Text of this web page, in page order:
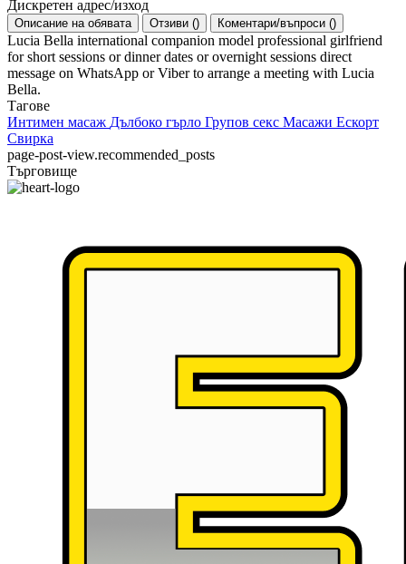
Дискретен адрес/изход
Описание на обявата Отзиви () Коментари/въпроси ()
Lucia Bella international companion model professional girlfriend
for short sessions or dinner dates or overnight sessions direct
message on WhatsApp or Viber to arrange a meeting with Lucia
Bella.
Тагове
Интимен масаж Дълбоко гърло Групов секс Масажи Ескорт
Свирка
page-post-view.recommended_posts
Търговище